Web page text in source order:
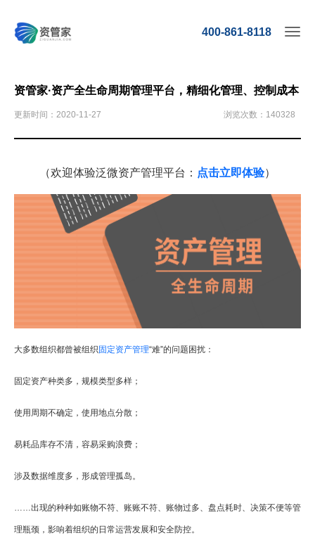
400-861-8118
资管家·资产全生命周期管理平台，精细化管理、控制成本
更新时间：2020-11-27 浏览次数：140328
（欢迎体验泛微资产管理平台： 点击立即体验）
大多数组织都曾被组织固定资产管理“难”的问题困扰：
固定资产种类多，规模类型多样；
使用周期不确定，使用地点分散；
易耗品库存不清，容易采购浪费；
涉及数据维度多，形成管理孤岛。
……出现的种种如账物不符、账账不符、账物过多、盘点耗时、决策不便等管
理瓶颈，影响着组织的日常运营发展和安全防控。